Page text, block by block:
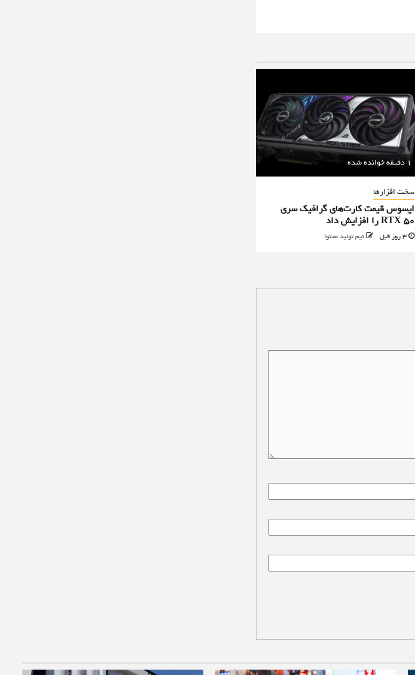
1 دقیقه خوانده شده
سخت افزارها
ایسوس قیمت کارت‌های گرافیک سری
RTX 50 را افزایش داد
3 روز قبل تیم تولید محتوا